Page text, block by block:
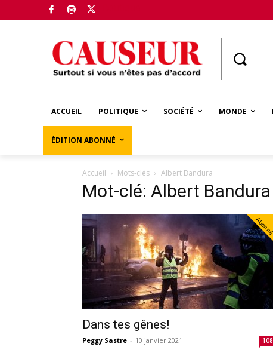
ACCUEIL POLITIQUE SOCIÉTÉ MONDE
ÉDITION ABONNÉ
Accueil Mots-clés Albert Bandura
Mot-clé: Albert Bandura
Abonné
Dans tes gênes!
Peggy Sastre - 10 janvier 2021 108